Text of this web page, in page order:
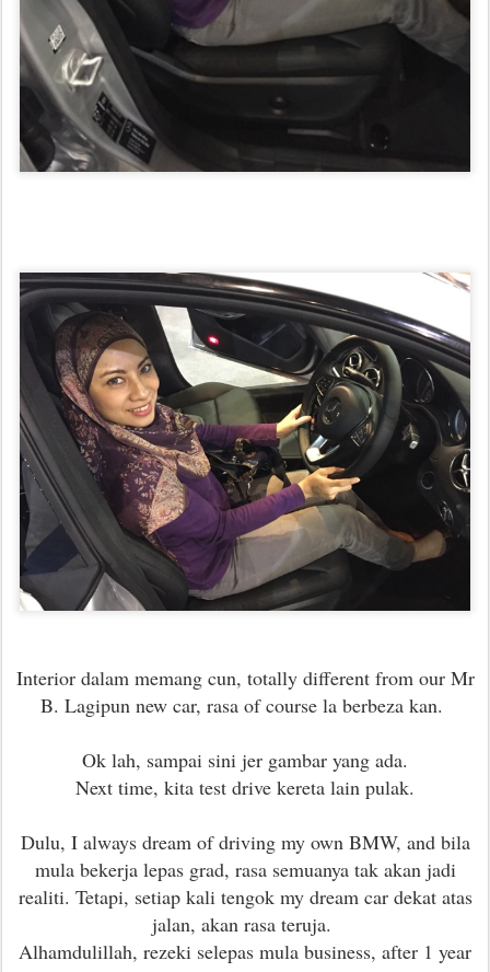
Interior dalam memang cun, totally different from our Mr
B. Lagipun new car, rasa of course la berbeza kan.
Ok lah, sampai sini jer gambar yang ada.
Next time, kita test drive kereta lain pulak.
Dulu, I always dream of driving my own BMW, and bila
mula bekerja lepas grad, rasa semuanya tak akan jadi
realiti. Tetapi, setiap kali tengok my dream car dekat atas
jalan, akan rasa teruja.
Alhamdulillah, rezeki selepas mula business, after 1 year